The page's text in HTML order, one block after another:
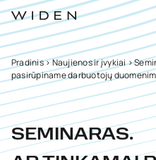
Pradinis>Naujienos ir įvykiai>
pasirūpiname darbuotojų
SEMINARAS.